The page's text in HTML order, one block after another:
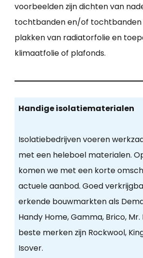
voorbeelden zijn dichten van
tochtbanden en/of tochtbanden
plakken van radiatorfolie en
klimaatfolie of plafonds.
Handige isolatiematerialen
Isolatiebedrijven voeren
met een heleboel materialen.
komen we met een korte
actuele aanbod. Goed
erkende bouwmarkten als
Handy Home, Gamma, Brico,
beste merken zijn Rockwool,
Isover.